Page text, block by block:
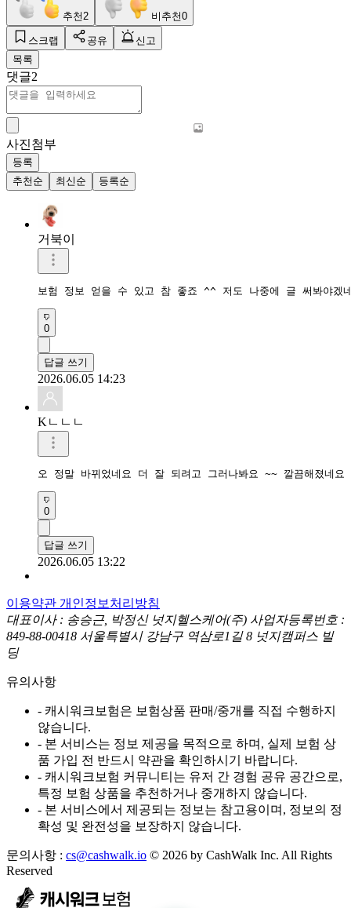
추천 2 비추천0
스크랩 공유
신고
목록
댓글2
사진첨부
등록
추천순
최신순 등록순
거북이
보험 정보 얻을 수 있고 참 좋죠 ^^ 저도 나중에 글 써봐야겠
0
답글 쓰기
2026.06.05 14:23
Kㄴㄴㄴ
오 정말 바뀌었네요 더 잘 되려고 그러나봐요 ~~ 깔끔해졌네요
0
답글 쓰기
2026.06.05 13:22
이용약관 개인정보처리방침
대표이사 : 송승근, 박정신 넛지헬스케어(주) 사업자등록번호 :
849-88-00418 서울특별시 강남구 역삼로1길 8 넛지캠퍼스 빌
딩
유의사항
- 캐시워크보험은 보험상품 판매/중개를 직접 수행하지
않습니다.
- 본 서비스는 정보 제공을 목적으로 하며, 실제 보험 상
품 가입 전 반드시 약관을 확인하시기 바랍니다.
- 캐시워크보험 커뮤니티는 유저 간 경험 공유 공간으로,
특정 보험 상품을 추천하거나 중개하지 않습니다.
- 본 서비스에서 제공되는 정보는 참고용이며, 정보의 정
확성 및 완전성을 보장하지 않습니다.
문의사항 : cs@cashwalk.io © 2026 by CashWalk Inc. All Rights
Reserved